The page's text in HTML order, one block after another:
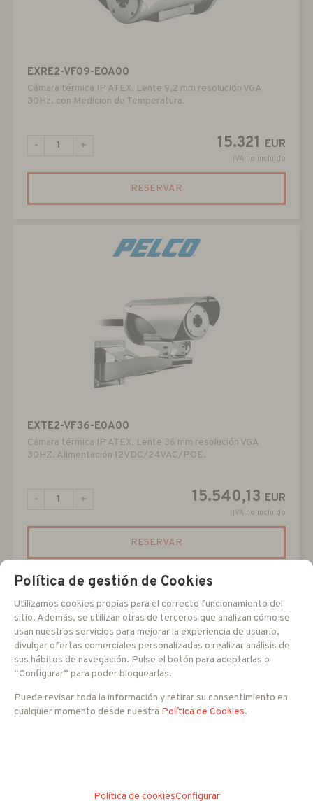
EXRE2-VF09-EOA00
Cámara térmica IP ATEX. Lente 9,2 mm resolución VGA
30Hz. con Medicion de Temperatura.
15.321 EUR
IVA no incluido
- +
RESERVAR
EXTE2-VF36-E0A00
Cámara térmica IP ATEX. Lente 36 mm resolución VGA
30HZ. Alimentación 12VDC/24VAC/POE.
15.540,13 EUR
IVA no incluido
- +
RESERVAR
Cámara térmica IP ATEX. Lente 18 mm resolución QVGA
Política de gestión de Cookies
Utilizamos cookies propias para el correcto funcionamiento del
sitio. Además, se utilizan otras de terceros que analizan cómo se
usan nuestros servicios para mejorar la experiencia de usuario,
divulgar ofertas comerciales personalizadas o realizar análisis de
sus hábitos de navegación. Pulse el botón para aceptarlas o
“Configurar” para poder bloquearlas.
Puede revisar toda la información y retirar su consentimiento en
cualquier momento desde nuestra Política de Cookies.
Política de cookiesConfigurar